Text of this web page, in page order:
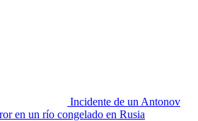
Incidente de un Antonov
en un río congelado en Rusia